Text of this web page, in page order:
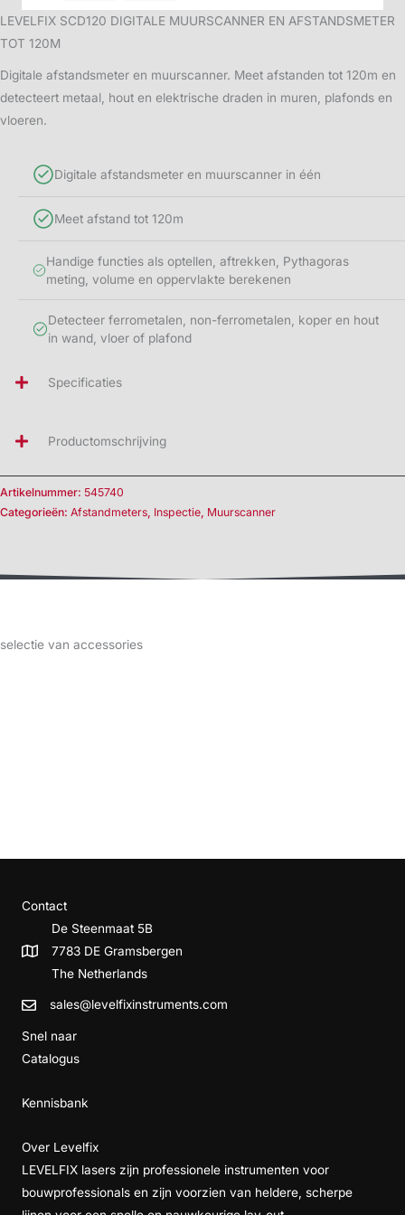
LEVELFIX SCD120 DIGITALE MUURSCANNER EN AFSTANDSMETER
TOT 120M
Digitale afstandsmeter en muurscanner. Meet afstanden tot 120m en
detecteert metaal, hout en elektrische draden in muren, plafonds en
vloeren.
Digitale afstandsmeter en muurscanner in één
Meet afstand tot 120m
Handige functies als optellen, aftrekken, Pythagoras
meting, volume en oppervlakte berekenen
Detecteer ferrometalen, non-ferrometalen, koper en hout
in wand, vloer of plafond
Specificaties
Productomschrijving
Artikelnummer: 545740
Categorieën: Afstandmeters Inspectie Muurscanner
selectie van accessories
Contact
De Steenmaat 5B
7783 DE Gramsbergen
The Netherlands
sales@levelfixinstruments.com
Snel naar
Catalogus
Kennisbank
Over Levelfix
LEVELFIX lasers zijn professionele instrumenten voor
bouwprofessionals en zijn voorzien van heldere, scherpe